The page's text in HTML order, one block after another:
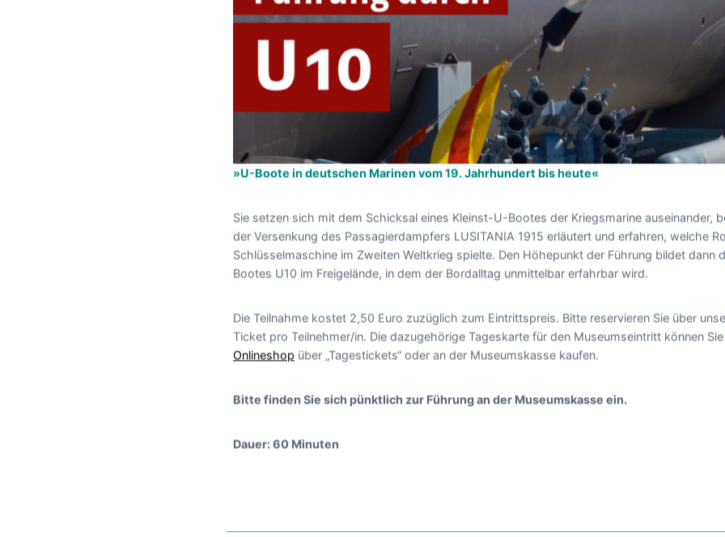
»U-Boote in deutschen Marinen vom 19. Jahrhundert bis heute«
Sie setzen sich mit dem Schicksal eines Kleinst-U-Bootes der Kriegsmarine auseinander,
der Versenkung des Passagierdampfers LUSITANIA 1915 erläutert und erfahren, welche
Schlüsselmaschine im Zweiten Weltkrieg spielte. Den Höhepunkt der Führung bildet dann
Bootes U10 im Freigelände, in dem der Bordalltag unmittelbar erfahrbar wird.
Die Teilnahme kostet 2,50 Euro zuzüglich zum Eintrittspreis. Bitte reservieren Sie über
Ticket pro Teilnehmer/in. Die dazugehörige Tageskarte für den Museumseintritt können
Onlineshop über „Tagestickets“ oder an der Museumskasse kaufen.
Bitte finden Sie sich pünktlich zur Führung an der Museumskasse ein.
Dauer: 60 Minuten